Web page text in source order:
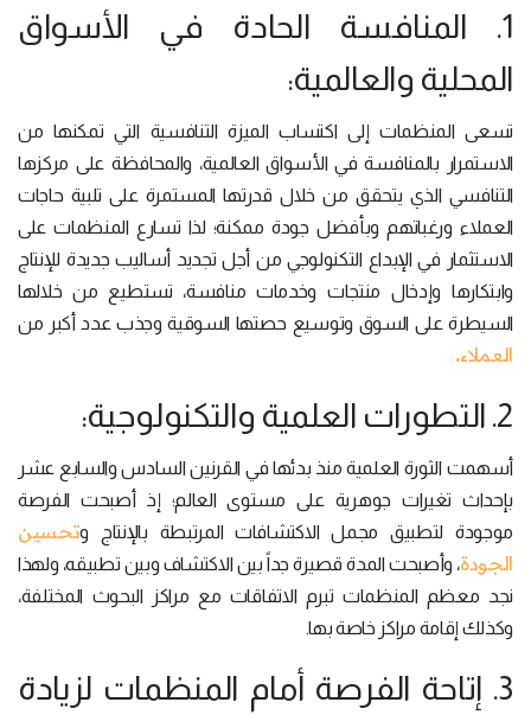
1. المنافسة الحادة في الأسواق
المحلية والعالمية:
تسعى المنظمات إلى اكتساب الميزة التنافسية التي تمكنها من
الاستمرار بالمنافسة في الأسواق العالمية، والمحافظة على مركزها
التنافسي الذي يتحقق من خلال قدرتها المستمرة على تلبية حاجات
العملاء ورغباتهم وبأفضل جودة ممكنة؛ لذا تسارع المنظمات على
الاستثمار في الإبداع التكنولوجي من أجل تجديد أساليب جديدة للإنتاج
وابتكارها وإدخال منتجات وخدمات منافسة، تستطيع من خلالها
السيطرة على السوق وتوسيع حصتها السوقية وجذب عدد أكبر من
العملاء.
2. التطورات العلمية والتكنولوجية:
أسهمت الثورة العلمية منذ بدئها في القرنين السادس والسابع عشر
بإحداث تغيرات جوهرية على مستوى العالم؛ إذ أصبحت الفرصة
موجودة لتطبيق مجمل الاكتشافات المرتبطة بالإنتاج وتحسين
الجودة، وأصبحت المدة قصيرة جداً بين الاكتشاف وبين تطبيقه، ولهذا
نجد معظم المنظمات تبرم الاتفاقات مع مراكز البحوث المختلفة،
وكذلك إقامة مراكز خاصة بها.
3. إتاحة الفرصة أمام المنظمات لزيادة